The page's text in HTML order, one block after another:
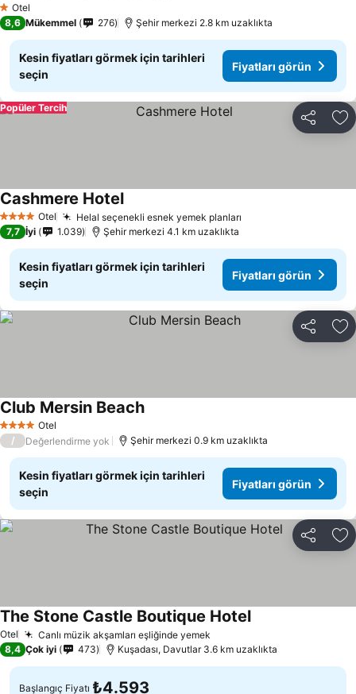
1 Yıldız
Otel
8,6 Mükemmel 276 Şehir merkezi 2.8 km uzaklıkta
Kesin fiyatları görmek için tarihleri
seçin
Fiyatları görün
Paylaş
Popüler Tercih
4 Yıldız Otel Helal seçenekli esnek yemek planları
Cashmere Hotel
7,7 İyi 1.039 Şehir merkezi 4.1 km uzaklıkta
Kesin fiyatları görmek için tarihleri
seçin
Fiyatları görün
Paylaş
4 Yıldız Otel
Club Mersin Beach
/ Değerlendirme yok Şehir merkezi 0.9 km uzaklıkta
Kesin fiyatları görmek için tarihleri
seçin
Fiyatları görün
Paylaş
Otel Canlı müzik akşamları eşliğinde yemek
The Stone Castle Boutique Hotel
8,4 Çok iyi 473 Kuşadası, Davutlar 3.6 km uzaklıkta
Başlangıç Fiyatı ₺4.593